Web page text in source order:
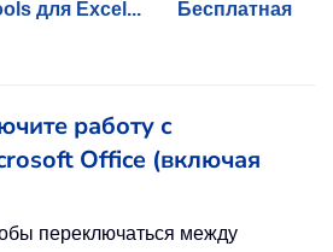
для Excel...
Бесплатная
работу с
Office (включая
переключаться между